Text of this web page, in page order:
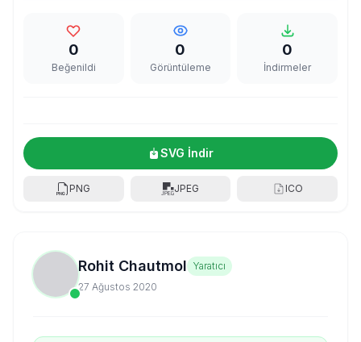
0
Beğenildi
0
Görüntüleme
0
İndirmeler
SVG İndir
PNG JPEG ICO
Rohit Chautmol Yaratıcı
27 Ağustos 2020